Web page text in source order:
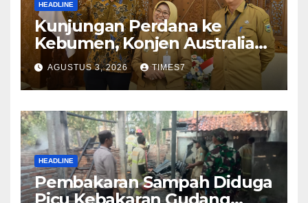
HEADLINE
Kunjungan Perdana ke
Kebumen, Konjen Australia
Jajaki Kerja Sama Pariwisata
hingga Pendidikan
AGUSTUS 3, 2026 TIMES7
HEADLINE
Pembakaran Sampah Diduga